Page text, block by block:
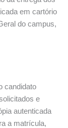
em cartório
do campus,
candidato
e
autenticada
a matrícula,